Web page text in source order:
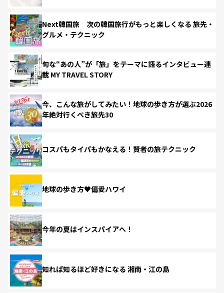
Next韓国旅 次の韓国旅行がもっと楽しくなる 旅先・
グルメ・テクニック
旬な“あの人”が「旅」をテーマに語るインタビュー連
載 MY TRAVEL STORY
今、こんな旅がしてみたい！地球の歩き方が選ぶ2026
年絶対行くべき旅先30
コスパもタイパもかなえる！賢者の旅テクニック
地球の歩き方♥偏愛ハワイ
今年の夏はインスパイアへ！
知れば知るほど好きになる 湘南・江の島